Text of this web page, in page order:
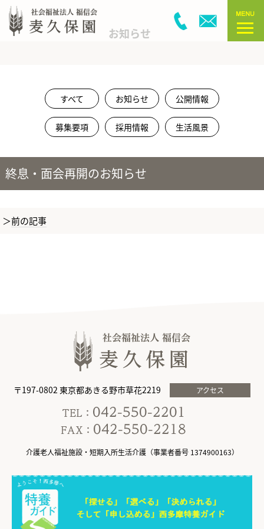
お知らせ
すべて お知らせ 公開情報
募集要項 採用情報 生活風景
終息・面会再開のお知らせ
前の記事
〒197-0802 東京都あきる野市草花2219 アクセス
介護老人福祉施設・短期入所生活介護（事業者番号 1374900163）